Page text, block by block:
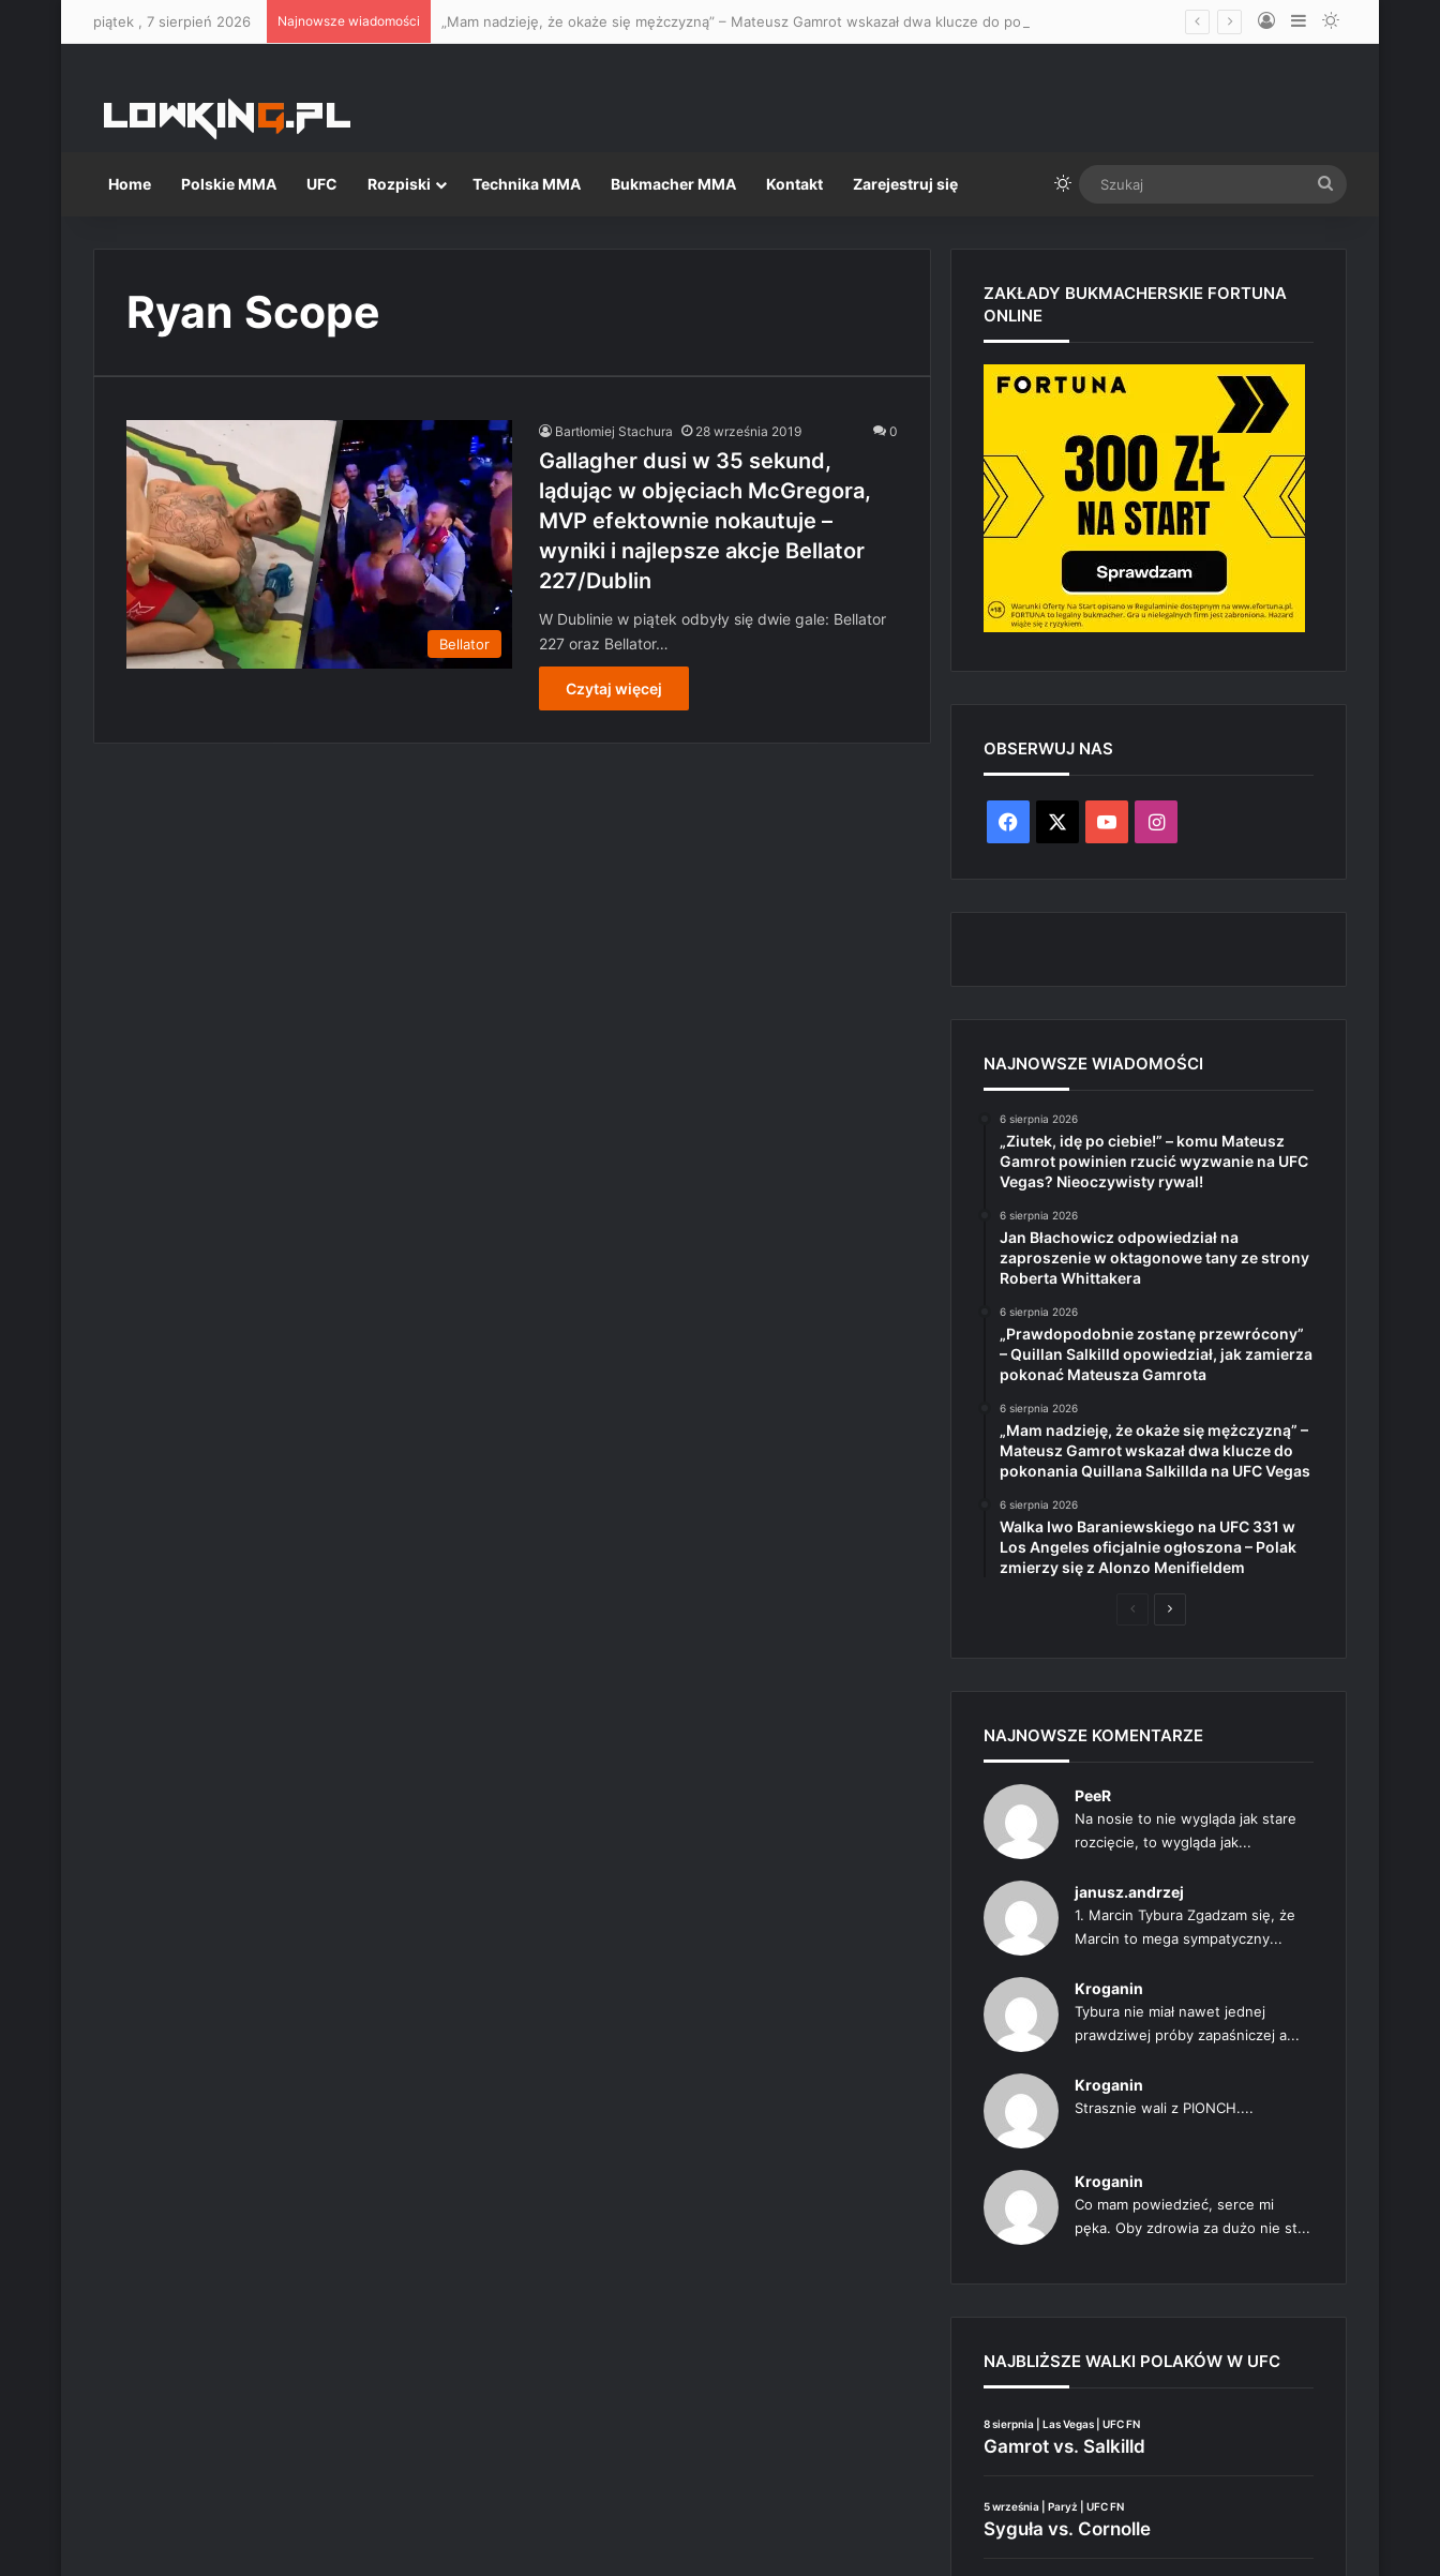
piątek , 7 sierpień 2026 Najnowsze wiadomości Log InSidebarSwitch skin
Home Polskie MMA UFC Rozpiski Technika MMA Bukmacher MMA Kontakt Zarejestruj się Switch skin
Ryan Scope
Bellator
Bartłomiej Stachura 28 września 2019 0
Gallagher dusi w 35 sekund,
lądując w objęciach McGregora,
MVP efektownie nokautuje –
wyniki i najlepsze akcje Bellator
227/Dublin
W Dublinie w piątek odbyły się dwie gale: Bellator
227 oraz Bellator…
Czytaj więcej
ZAKŁADY BUKMACHERSKIE FORTUNA
ONLINE
OBSERWUJ NAS
Facebook YouTubeInstagram
NAJNOWSZE WIADOMOŚCI
6 sierpnia 2026
„Ziutek, idę po ciebie!” – komu Mateusz
Gamrot powinien rzucić wyzwanie na UFC
Vegas? Nieoczywisty rywal!
6 sierpnia 2026
Jan Błachowicz odpowiedział na
zaproszenie w oktagonowe tany ze strony
Roberta Whittakera
6 sierpnia 2026
„Prawdopodobnie zostanę przewrócony”
– Quillan Salkilld opowiedział, jak zamierza
pokonać Mateusza Gamrota
6 sierpnia 2026
„Mam nadzieję, że okaże się mężczyzną” –
Mateusz Gamrot wskazał dwa klucze do
pokonania Quillana Salkillda na UFC Vegas
6 sierpnia 2026
Walka Iwo Baraniewskiego na UFC 331 w
Los Angeles oficjalnie ogłoszona – Polak
zmierzy się z Alonzo Menifieldem
PoprzedniaNastępna
NAJNOWSZE KOMENTARZE
PeeR
Na nosie to nie wygląda jak stare
rozcięcie, to wygląda jak...
janusz.andrzej
1. Marcin Tybura Zgadzam się, że
Marcin to mega sympatyczny...
Kroganin
Tybura nie miał nawet jednej
prawdziwej próby zapaśniczej a...
Kroganin
Strasznie wali z PIONCH....
Kroganin
Co mam powiedzieć, serce mi
pęka. Oby zdrowia za dużo nie st...
NAJBLIŻSZE WALKI POLAKÓW W UFC
8 sierpnia | Las Vegas | UFC FN
Gamrot vs. Salkilld
5 września | Paryż | UFC FN
Syguła vs. Cornolle